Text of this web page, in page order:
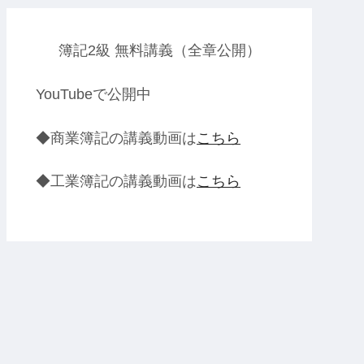
簿記2級 無料講義（全章公開）
YouTubeで公開中
◆商業簿記の講義動画はこちら
◆工業簿記の講義動画はこちら